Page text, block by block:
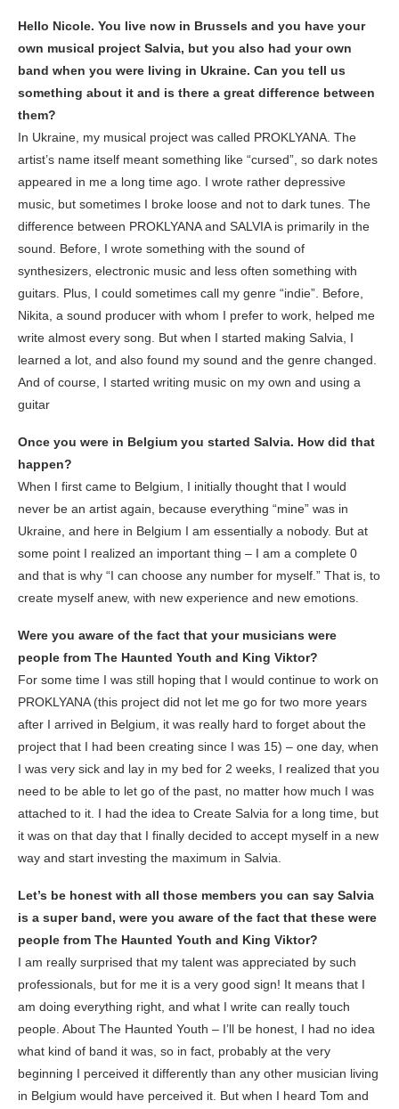
Hello Nicole. You live now in Brussels and you have your
own musical project Salvia, but you also had your own
band when you were living in Ukraine. Can you tell us
something about it and is there a great difference between
them?
In Ukraine, my musical project was called PROKLYANA. The
artist’s name itself meant something like “cursed”, so dark notes
appeared in me a long time ago. I wrote rather depressive
music, but sometimes I broke loose and not to dark tunes. The
difference between PROKLYANA and SALVIA is primarily in the
sound. Before, I wrote something with the sound of
synthesizers, electronic music and less often something with
guitars. Plus, I could sometimes call my genre “indie”. Before,
Nikita, a sound producer with whom I prefer to work, helped me
write almost every song. But when I started making Salvia, I
learned a lot, and also found my sound and the genre changed.
And of course, I started writing music on my own and using a
guitar
Once you were in Belgium you started Salvia. How did that
happen?
When I first came to Belgium, I initially thought that I would
never be an artist again, because everything “mine” was in
Ukraine, and here in Belgium I am essentially a nobody. But at
some point I realized an important thing – I am a complete 0
and that is why “I can choose any number for myself.” That is, to
create myself anew, with new experience and new emotions.
Were you aware of the fact that your musicians were
people from The Haunted Youth and King Viktor?
For some time I was still hoping that I would continue to work on
PROKLYANA (this project did not let me go for two more years
after I arrived in Belgium, it was really hard to forget about the
project that I had been creating since I was 15) – one day, when
I was very sick and lay in my bed for 2 weeks, I realized that you
need to be able to let go of the past, no matter how much I was
attached to it. I had the idea to Create Salvia for a long time, but
it was on that day that I finally decided to accept myself in a new
way and start investing the maximum in Salvia.
Let’s be honest with all those members you can say Salvia
is a super band, were you aware of the fact that these were
people from The Haunted Youth and King Viktor?
I am really surprised that my talent was appreciated by such
professionals, but for me it is a very good sign! It means that I
am doing everything right, and what I write can really touch
people. About The Haunted Youth – I’ll be honest, I had no idea
what kind of band it was, so in fact, probably at the very
beginning I perceived it differently than any other musician living
in Belgium would have perceived it. But when I heard Tom and